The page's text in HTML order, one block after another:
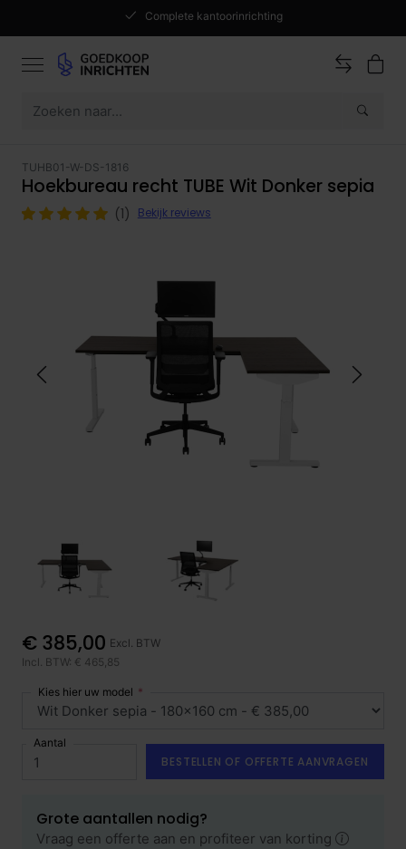
Complete kantoorinrichting
TUHB01-W-DS-1816
Hoekbureau recht TUBE Wit Donker sepia
(1) Bekijk reviews
€ 385,00 Excl. BTW
Incl. BTW: € 465,85
Kies hier uw model
Aantal
BESTELLEN OF OFFERTE AANVRAGEN
Grote aantallen nodig?
Vraag een offerte aan en profiteer van korting